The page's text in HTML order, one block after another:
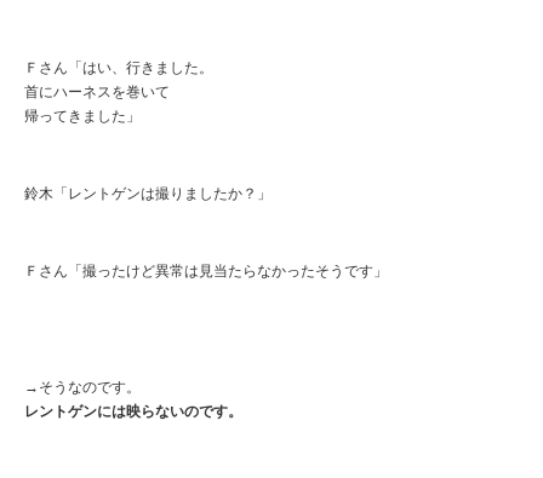
Ｆさん「はい、行きました。
首にハーネスを巻いて
帰ってきました」
鈴木「レントゲンは撮りましたか？」
Ｆさん「撮ったけど異常は見当たらなかったそうです」
→そうなのです。
レントゲンには映らないのです。